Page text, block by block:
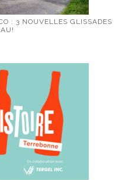
: 3 NOUVELLES GLISSADES